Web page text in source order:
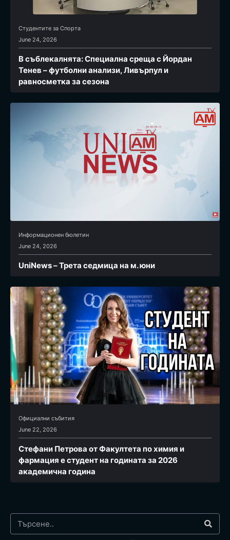
Студентите за Спортa
June 24, 2026
В съблекалнята: Специална среща с Йордан
Тенев – футболни анализи, Ливърпул и
равносметка за сезона
Информационен бюлетин
June 24, 2026
UniNews – Трета седмица на м. юни
Официални събития
June 22, 2026
Стефани Петрова от Факултета по химия и
фармация e студент на годината за 2026
академична година